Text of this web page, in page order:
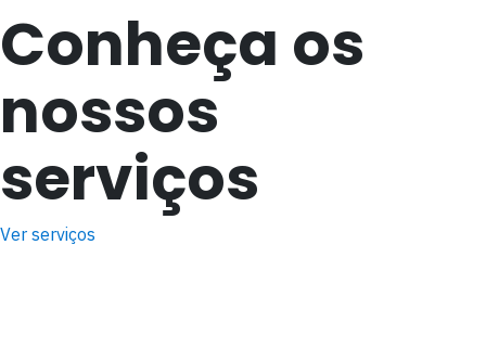
Conheça os
nossos
serviços
Ver serviços